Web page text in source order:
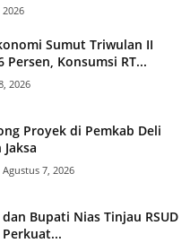
Sumut Triwulan II
Persen, Konsumsi RT...
2026
Proyek di Pemkab Deli
Agustus 7, 2026
Bupati Nias Tinjau RSUD